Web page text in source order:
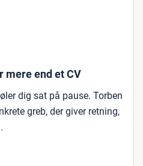
mere end et CV
dig sat på pause. Torben
greb, der giver retning,